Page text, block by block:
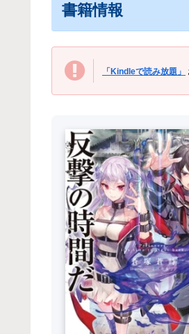
書籍情報
「Kindleで読み放題」